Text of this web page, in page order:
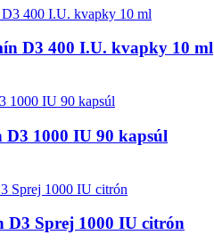
D3 400 I.U. kvapky 10 ml
1000 IU 90 kapsúl
D3 Sprej 1000 IU citrón